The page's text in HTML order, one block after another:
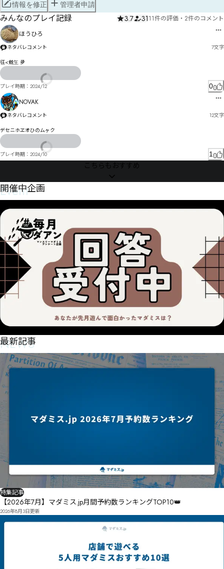
情報を修正 管理者申請
みんなのプレイ記録 3.7 3111件の評価 ・ 2件のコメント
ほうひろ
ネタバレコメント 7文字
彺<兓玍 夛
プレイ時期： 2024/12 0
NOVAK
ネタバレコメント 12文字
デセニホヱオひのムヶク
プレイ時期： 2024/10 1
こちらもおすすめ
Event
開催中企画
NEWS
最新記事
特集記事
【2026年7月】マダミス.jp月間予約数ランキングTOP10👑
2026年8月3日更新